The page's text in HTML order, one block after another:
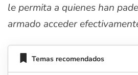
le permita a quienes han
armado acceder
Temas recomendados